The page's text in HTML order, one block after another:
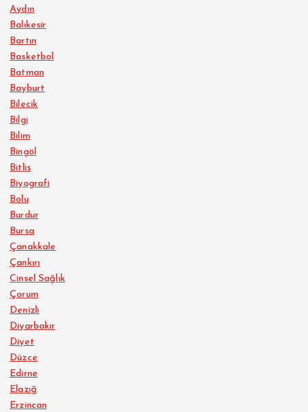
Aydın
Balıkesir
Bartın
Basketbol
Batman
Bayburt
Bilecik
Bilgi
Bilim
Bingöl
Bitlis
Biyografi
Bolu
Burdur
Bursa
Çanakkale
Çankırı
Cinsel Sağlık
Çorum
Denizli
Diyarbakır
Diyet
Düzce
Edirne
Elazığ
Erzincan